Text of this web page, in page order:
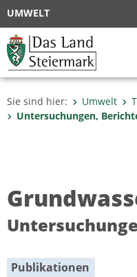
UMWELT
Sie sind hier: Umwelt
Untersuchungen,
Publikationen